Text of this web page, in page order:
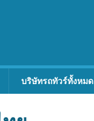
บริษัทรถทัวร์ทั้งหมด